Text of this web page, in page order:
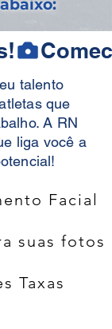
talento
que
A RN
liga você a
Facial
suas fotos
Taxas